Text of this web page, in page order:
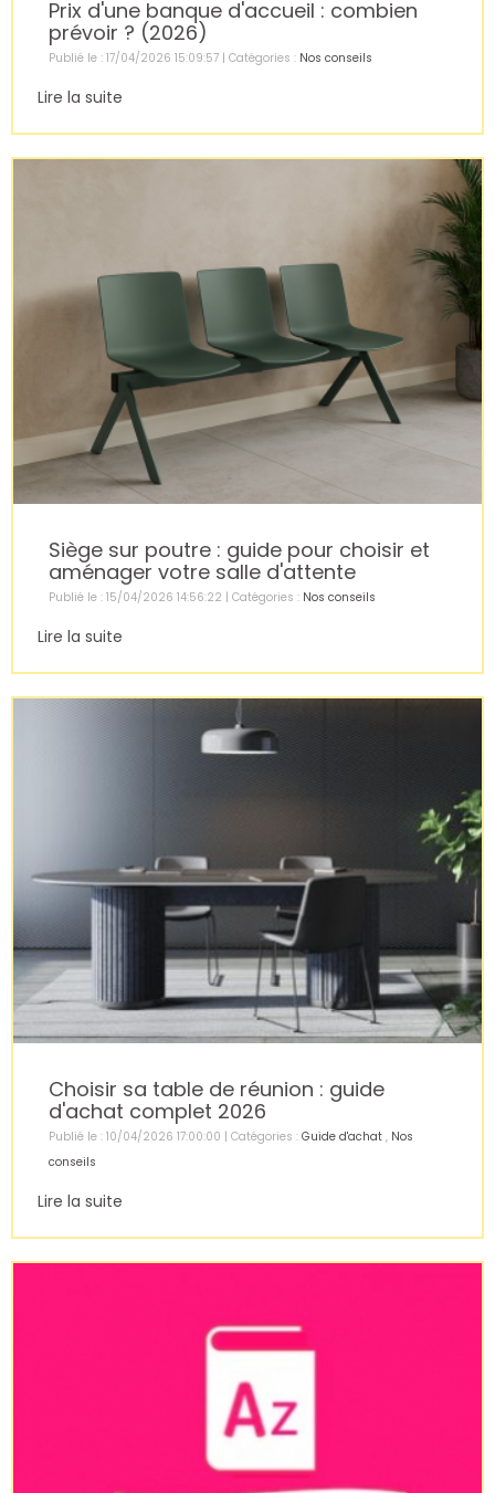
Prix d'une banque d'accueil : combien
prévoir ? (2026)
Publié le : 17/04/2026 15:09:57 | Catégories : Nos conseils
Lire la suite
Siège sur poutre : guide pour choisir et
aménager votre salle d'attente
Publié le : 15/04/2026 14:56:22 | Catégories : Nos conseils
Lire la suite
Choisir sa table de réunion : guide
d'achat complet 2026
Publié le : 10/04/2026 17:00:00 | Catégories : Guide d'achat , Nos
conseils
Lire la suite